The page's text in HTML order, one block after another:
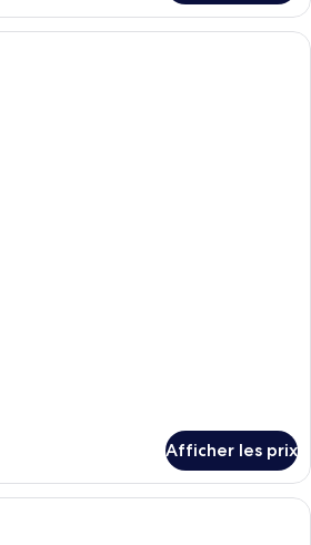
Afficher les prix